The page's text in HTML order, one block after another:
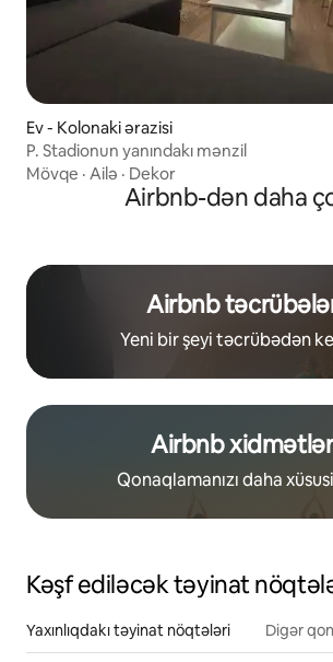
Ev - Kolonaki ərazisi
P. Stadionun yanındakı mənzil
Mövqe · Ailə · Dekor
Airbnb-dən daha
Airbnb
Yeni bir şeyi təcrübədən
Airbnb
Qonaqlamanızı daha
Kəşf ediləcək təyinat
Yaxınlıqdakı təyinat nöqtələri Digər